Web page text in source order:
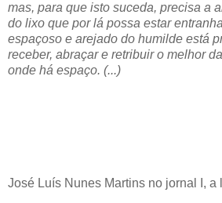
mas, para que isto suceda, precisa a
do lixo que por lá possa estar
espaçoso e arejado do humilde está
receber, abraçar e retribuir o melhor
onde há espaço. (...)
José Luís Nunes Martins no jornal I, a